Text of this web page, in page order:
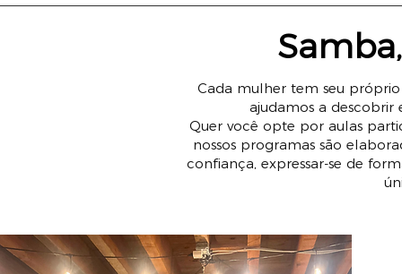
Cada mulher tem seu
ajudamos a descobrir
Quer você opte por aulas
nossos programas são
confiança, expressar-se de